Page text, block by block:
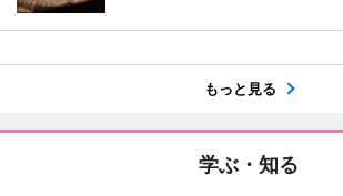
もっと見る
学ぶ・知る